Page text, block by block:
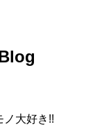
ノ大好き!!